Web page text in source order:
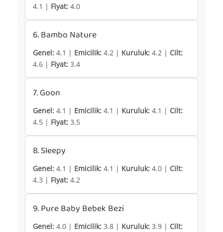
4.1 | Fiyat: 4.0
6. Bambo Nature
Genel: 4.1 | Emicilik: 4.2 | Kuruluk: 4.2 | Cilt:
4.6 | Fiyat: 3.4
7. Goon
Genel: 4.1 | Emicilik: 4.1 | Kuruluk: 4.1 | Cilt:
4.5 | Fiyat: 3.5
8. Sleepy
Genel: 4.1 | Emicilik: 4.1 | Kuruluk: 4.0 | Cilt:
4.3 | Fiyat: 4.2
9. Pure Baby Bebek Bezi
Genel: 4.0 | Emicilik: 3.8 | Kuruluk: 3.9 | Cilt: